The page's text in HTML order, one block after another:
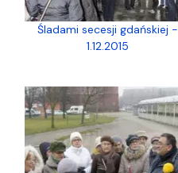
Śladami secesji gdańskiej -
1.12.2015